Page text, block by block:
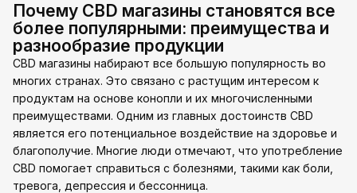
Почему CBD магазины становятся все
более популярными: преимущества и
разнообразие продукции
CBD магазины набирают все большую популярность во
многих странах. Это связано с растущим интересом к
продуктам на основе конопли и их многочисленными
преимуществами. Одним из главных достоинств CBD
является его потенциальное воздействие на здоровье и
благополучие. Многие люди отмечают, что употребление
CBD помогает справиться с болезнями, такими как боли,
тревога, депрессия и бессонница.